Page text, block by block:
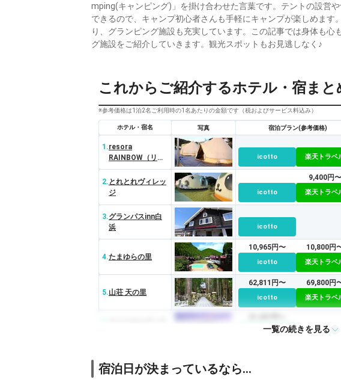
mping(キャンピング)」を掛け合わせた言葉です。テントの設営
できるので、キャンプ初心者さんも手軽にキャンプが楽しめます
り、グランピング施設も充実しています。この記事では身体も
グ施設をご紹介していきます。観光スポットもお見逃しなく♪
これからご紹介するホテル・宿まと
※参考価格は1泊2名ご利用時の1名あたりの金額です（税およびサービス料込み）
ホテル・宿名 写真 宿泊プラン(参考価格)
1.resora
RAINBOW（リソ
ラ レインボー）
icotto 楽天トラベ
2. とれとれヴィレッ
ジ
icotto
9,400円〜
楽天トラベ
3.グランパスinn白
浜
icotto
4.たまゆらの里
10,965円〜
icotto
10,800円
楽天トラベ
5.山荘 天の里
62,811円〜
icotto
69,800円
楽天トラベ
icotto
7.休暇村 紀州加太
一覧の続きを見る
宿泊日が決まっているなら…